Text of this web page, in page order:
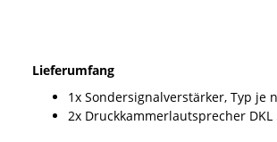
Lieferumfang
1x Sondersignalverstärker, Typ je
2x Druckkammerlautsprecher DKL